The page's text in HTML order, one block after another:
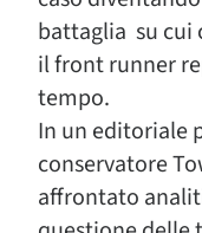
battaglia su cui
il front runner
tempo.
In un editoriale
conservatore
affrontato